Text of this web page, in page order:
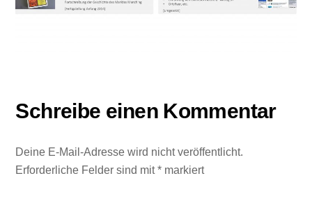
Schreibe einen Kommentar
Deine E-Mail-Adresse wird nicht veröffentlicht.
Erforderliche Felder sind mit* markiert